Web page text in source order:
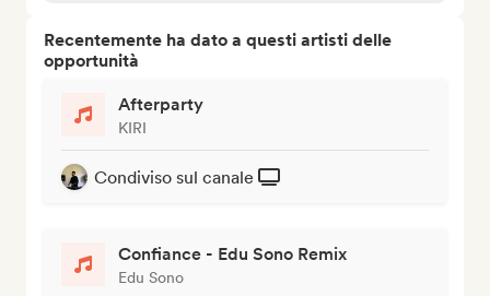
Recentemente ha dato a questi artisti delle
opportunità
Afterparty
KIRI
Condiviso sul canale
Confiance - Edu Sono Remix
Edu Sono